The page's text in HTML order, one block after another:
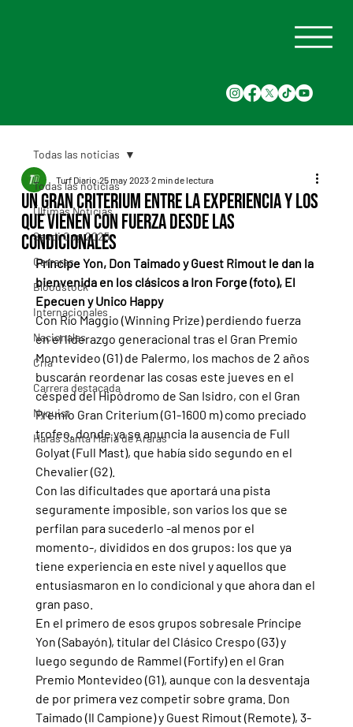
Todas las noticias
Últimas Noticias
Saudi Cup 2025
Carreras
Bloodstock
Internacionales
Nacionales
Cria
Carrera destacada
Nyquist
Haras Santa Maria de Araras
Todas las noticias
Un Gran Criterium entre la experiencia y los
que vienen con fuerza desde las
condicionales
Turf Diario 25 may 2023 2 min de lectura
Príncipe Yon, Don Taimado y Guest Rimout le dan la
bienvenida en los clásicos a Iron Forge (foto), El
Epecuen y Unico Happy
Con Río Maggio (Winning Prize) perdiendo fuerza
en el liderazgo generacional tras el Gran Premio
Montevideo (G1) de Palermo, los machos de 2 años
buscarán reordenar las cosas este jueves en el
césped del Hipódromo de San Isidro, con el Gran
Premio Gran Criterium (G1-1600 m) como preciado
trofeo, donde ya se anuncia la ausencia de Full
Golyat (Full Mast), que había sido segundo en el
Chevalier (G2).
Con las dificultades que aportará una pista
seguramente imposible, son varios los que se
perfilan para sucederlo -al menos por el
momento-, divididos en dos grupos: los que ya
tiene experiencia en este nivel y aquellos que
entusiasmaron en lo condicional y que ahora dan el
gran paso.
En el primero de esos grupos sobresale Príncipe
Yon (Sabayón), titular del Clásico Crespo (G3) y
luego segundo de Rammel (Fortify) en el Gran
Premio Montevideo (G1), aunque con la desventaja
de por primera vez competir sobre grama. Don
Taimado (Il Campione) y Guest Rimout (Remote), 3-